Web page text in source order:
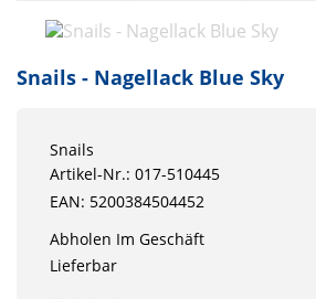
Snails - Nagellack Blue Sky
Snails
Artikel-Nr.: 017-510445
EAN: 5200384504452
Abholen Im Geschäft
Lieferbar